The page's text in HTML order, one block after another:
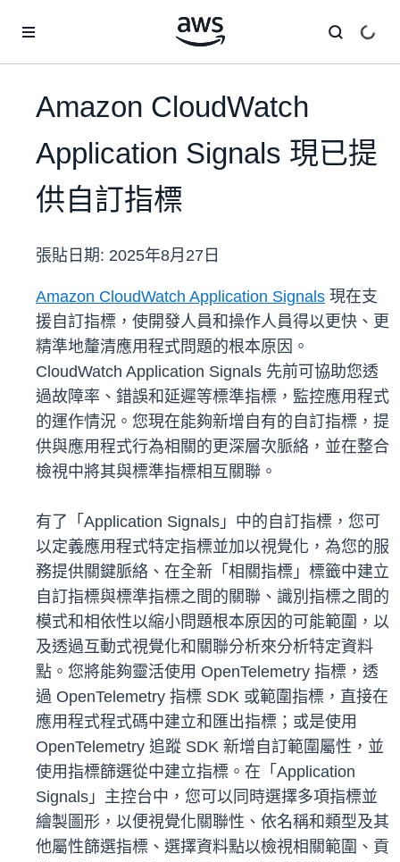
Amazon CloudWatch
Application Signals 現已提
供自訂指標
張貼日期: 2025年8月27日
Amazon CloudWatch Application Signals 現在支
援自訂指標，使開發人員和操作人員得以更快、更
精準地釐清應用程式問題的根本原因。
CloudWatch Application Signals 先前可協助您透
過故障率、錯誤和延遲等標準指標，監控應用程式
的運作情況。您現在能夠新增自有的自訂指標，提
供與應用程式行為相關的更深層次脈絡，並在整合
檢視中將其與標準指標相互關聯。
有了「Application Signals」中的自訂指標，您可
以定義應用程式特定指標並加以視覺化，為您的服
務提供關鍵脈絡、在全新「相關指標」標籤中建立
自訂指標與標準指標之間的關聯、識別指標之間的
模式和相依性以縮小問題根本原因的可能範圍，以
及透過互動式視覺化和關聯分析來分析特定資料
點。您將能夠靈活使用 OpenTelemetry 指標，透
過 OpenTelemetry 指標 SDK 或範圍指標，直接在
應用程式程式碼中建立和匯出指標；或是使用
OpenTelemetry 追蹤 SDK 新增自訂範圍屬性，並
使用指標篩選從中建立指標。在「Application
Signals」主控台中，您可以同時選擇多項指標並
繪製圖形，以便視覺化關聯性、依名稱和類型及其
他屬性篩選指標、選擇資料點以檢視相關範圍、貢